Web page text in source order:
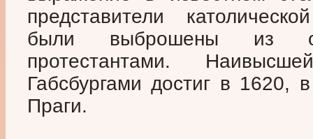
представители
были выброшены из
протестантами.
Габсбургами достиг в 1620,
Праги.